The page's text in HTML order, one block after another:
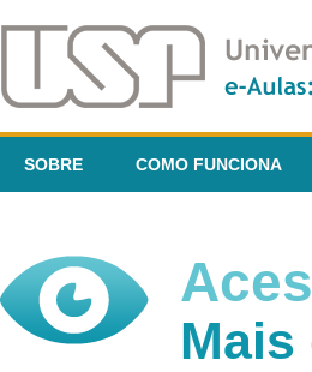
SOBRE COMO FUNCIONA
Mais